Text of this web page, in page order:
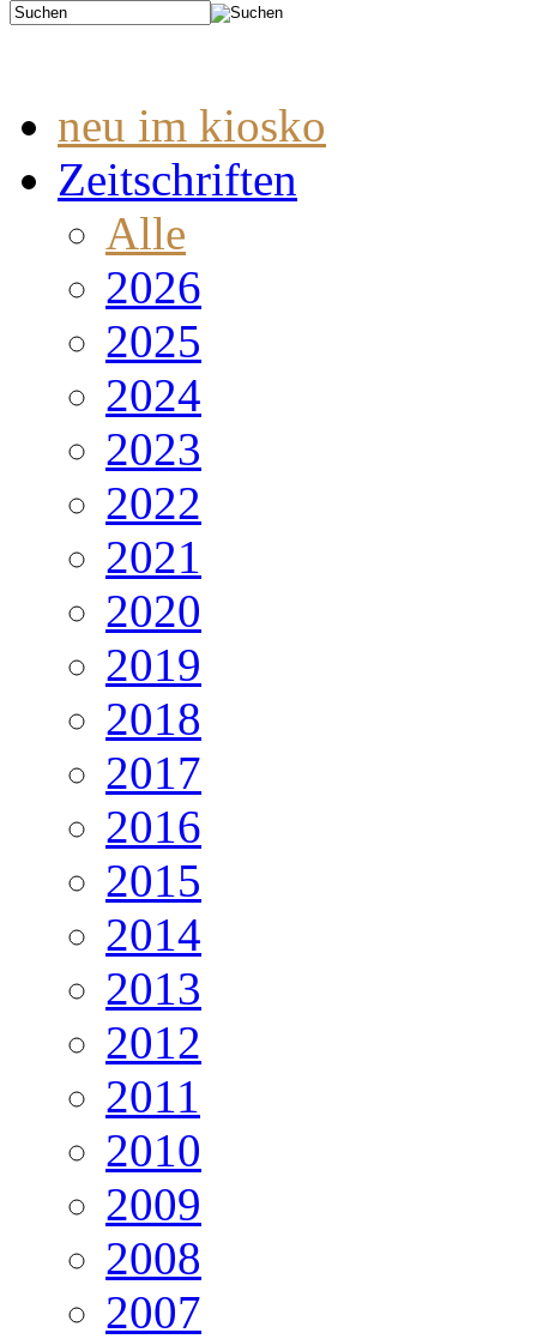
neu im kiosko
Zeitschriften
Alle
2026
2025
2024
2023
2022
2021
2020
2019
2018
2017
2016
2015
2014
2013
2012
2011
2010
2009
2008
2007